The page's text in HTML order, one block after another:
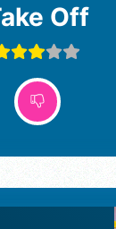
Take Off